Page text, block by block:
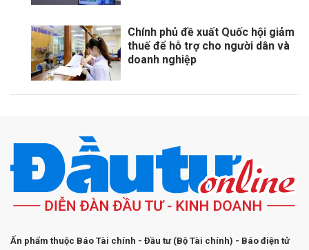
Chính phủ đề xuất Quốc hội giảm
thuế để hỗ trợ cho người dân và
doanh nghiệp
Ấn phẩm thuộc Báo Tài chính - Đầu tư (Bộ Tài chính) - Báo điện tử